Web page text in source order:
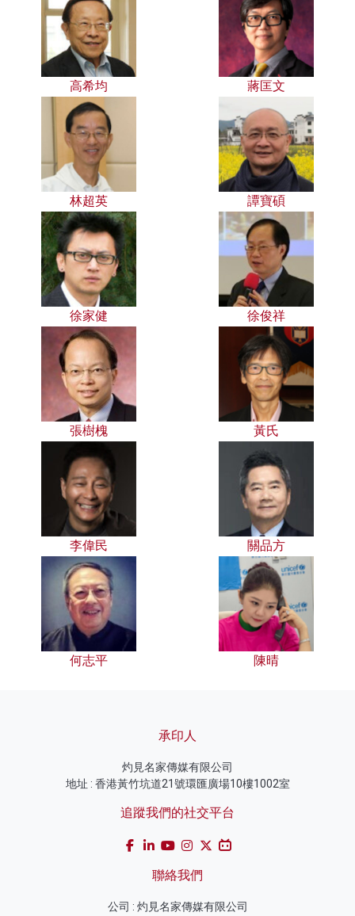
高希均 蔣匡文
林超英 譚寶碩
徐家健 徐俊祥
張樹槐 黃氏
李偉民 關品方
何志平 陳晴
承印人
灼見名家傳媒有限公司
地址 : 香港黃竹坑道21號環匯廣場10樓1002室
追蹤我們的社交平台
聯絡我們
公司 : 灼見名家傳媒有限公司